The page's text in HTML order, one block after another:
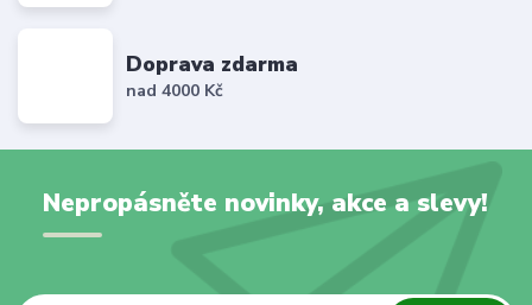
Doprava zdarma
nad 4000 Kč
Nepropásněte novinky, akce a slevy!